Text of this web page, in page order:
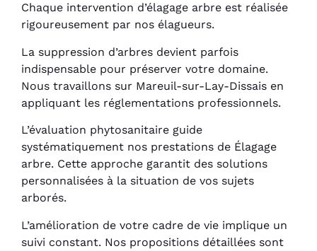
Chaque intervention d’élagage arbre est réalisée
rigoureusement par nos élagueurs.
La suppression d’arbres devient parfois
indispensable pour préserver votre domaine.
Nous travaillons sur Mareuil-sur-Lay-Dissais en
appliquant les réglementations professionnels.
L’évaluation phytosanitaire guide
systématiquement nos prestations de Élagage
arbre. Cette approche garantit des solutions
personnalisées à la situation de vos sujets
arborés.
L’amélioration de votre cadre de vie implique un
suivi constant. Nos propositions détaillées sont